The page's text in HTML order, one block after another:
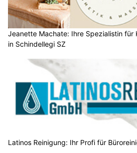
Jeanette Machate: Ihre Spezialistin für
in Schindellegi SZ
Latinos Reinigung: Ihr Profi für